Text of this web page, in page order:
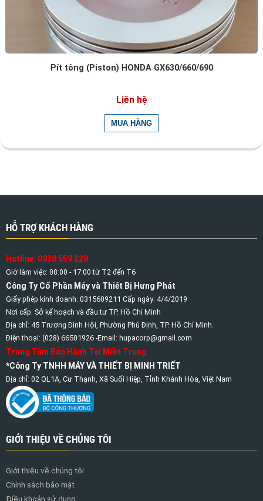
Pít tông (Piston) HONDA GX630/660/690
Liên hệ
HỖ TRỢ KHÁCH HÀNG
Hotline: 0938 559 229
Giờ làm việc: 08:00 - 17:00 từ T2 đến T6
Công Ty Cổ Phần Máy và Thiết Bị Hưng Phát
Giấy phép kinh doanh: 0315609211 Cấp ngày: 4/4/2019
Nơi cấp: Sở kế hoạch và đầu tư TP. Hồ Chí Minh
Địa chỉ: 45 Trương Đình Hội, Phường Phú Định, TP. Hồ Chí Minh.
Điện thoại: (028) 66501926 -Email: hupacorp@gmail.com
Trung Tâm Bảo Hành Tại Miền Trung
*Công Ty TNHH MÁY VÀ THIẾT BỊ MINH TRIẾT
Địa chỉ: 02 QL1A, Cư Thạnh, Xã Suối Hiệp, Tỉnh Khánh Hòa, Việt Nam
GIỚI THIỆU VỀ CHÚNG TÔI
Giới thiệu về chúng tôi
Chính sách bảo mật
Điều khoản sử dụng